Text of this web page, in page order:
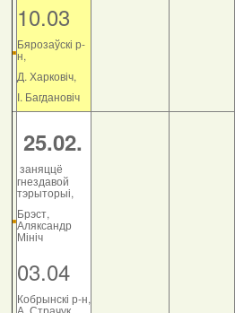
10.03
Бярозаўскі р-
н,
Д. Харковіч,
І. Багдановіч
25.02.
заняццё
гнездавой
тэрыторыі,
Брэст,
Аляксандр
Мініч
03.04
Кобрынскі р-н,
А. Страчук